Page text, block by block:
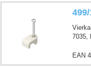
7035,
EAN